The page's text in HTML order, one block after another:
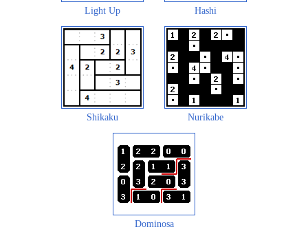
Light Up Hashi
Shikaku Nurikabe
Dominosa